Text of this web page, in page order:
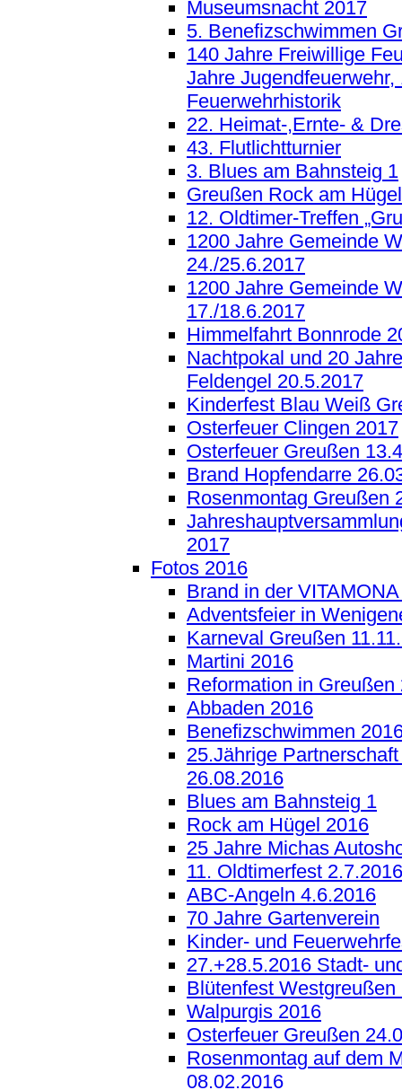
Museumsnacht 2017
5. Benefizschwimmen
140 Jahre Freiwillige
Jahre Jugendfeuerwehr,
Feuerwehrhistorik
22. Heimat-,Ernte- &
43. Flutlichtturnier
3. Blues am Bahnsteig 1
Greußen Rock am
12. Oldtimer-Treffen
1200 Jahre Gemeinde
24./25.6.2017
1200 Jahre Gemeinde
17./18.6.2017
Himmelfahrt Bonnrode
Nachtpokal und 20
Feldengel 20.5.2017
Kinderfest Blau Weiß
Osterfeuer Clingen 2017
Osterfeuer Greußen
Brand Hopfendarre
Rosenmontag Greußen
2017
Fotos 2016
Brand in der
Adventsfeier in
Karneval Greußen
Martini 2016
Reformation in Greußen
Abbaden 2016
Benefizschwimmen
25.Jährige
26.08.2016
Blues am Bahnsteig 1
Rock am Hügel 2016
25 Jahre Michas
11. Oldtimerfest 2.7.2016
ABC-Angeln 4.6.2016
70 Jahre Gartenverein
Kinder- und
27.+28.5.2016 Stadt-
Blütenfest Westgreußen
Walpurgis 2016
Osterfeuer Greußen
Rosenmontag auf dem
08.02.2016